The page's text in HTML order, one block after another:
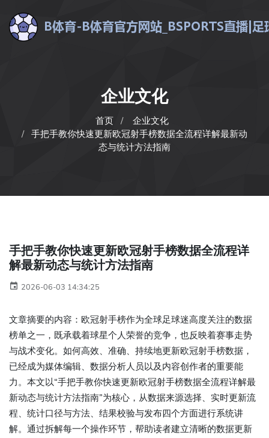
企业文化
首页
企业文化
手把手教你快速更新欧冠射手榜数据全流程详解最新动
态与统计方法指南
手把手教你快速更新欧冠射手榜数据全流程详
解最新动态与统计方法指南
2026-06-03 14:34:25
文章摘要的内容：欧冠射手榜作为全球足球迷高度关注的数据
榜单之一，既承载着球星个人荣誉的竞争，也反映着赛事走势
与战术变化。如何高效、准确、持续地更新欧冠射手榜数据，
已经成为媒体编辑、数据分析人员以及内容创作者的重要能
力。本文以“手把手教你快速更新欧冠射手榜数据全流程详解最
新动态与统计方法指南”为核心，从数据来源选择、实时更新流
程、统计口径与方法、结果校验与发布四个方面进行系统讲
解。通过拆解每一个操作环节，帮助读者建立清晰的数据更新